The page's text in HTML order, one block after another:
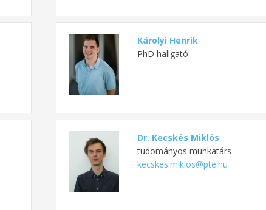
Károlyi Henrik
PhD hallgató
Dr. Kecskés Miklós
tudományos munkatárs
kecskes.miklos@pte.hu